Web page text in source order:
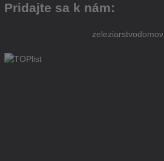
Pridajte sa k nám:
zeleziarstvodomov